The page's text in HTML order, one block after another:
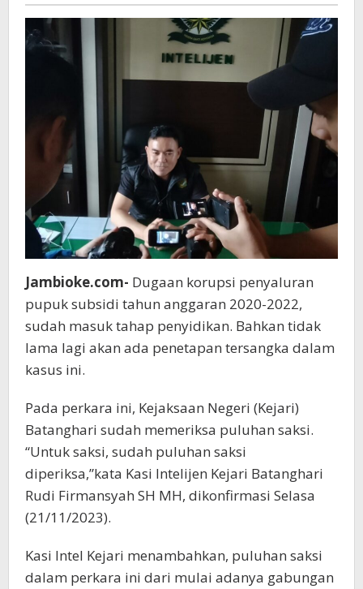
Saksi
Diperiksa
Kejari
Jambioke.com- Dugaan korupsi penyaluran
pupuk subsidi tahun anggaran 2020-2022,
sudah masuk tahap penyidikan. Bahkan tidak
lama lagi akan ada penetapan tersangka dalam
kasus ini.
Pada perkara ini, Kejaksaan Negeri (Kejari)
Batanghari sudah memeriksa puluhan saksi.
“Untuk saksi, sudah puluhan saksi
diperiksa,”kata Kasi Intelijen Kejari Batanghari
Rudi Firmansyah SH MH, dikonfirmasi Selasa
(21/11/2023).
Kasi Intel Kejari menambahkan, puluhan saksi
dalam perkara ini dari mulai adanya gabungan